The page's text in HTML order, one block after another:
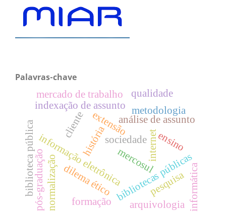
Palavras-chave
bibliotecas públicas
informação eletrônica
cliente
mercosul
internet
biblioteca pública análise de assunto
indexação de assunto
história
informática
arquivologia
mercado de trabalho
normalizaçãodilema ético
extensão
sociedade
pesquisa
ensino
formação
pós-graduação
metodologia
qualidade